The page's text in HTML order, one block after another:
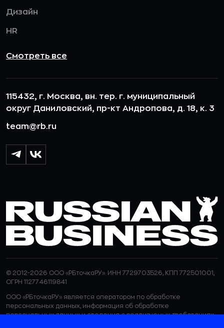
Дизайн
HR
Смотреть все
115432, г. Москва, вн. тер. г. муниципальный
округ Даниловский, пр-кт Андропова, д. 18, к. 3
team@rb.ru
© 2012-2026 ООО «РБточкаРУ». ИНН 7729703526, КПП 772501001,
ОГРН 1127746119841
ООО «РБточкаРУ» является оператором по обработке
персональных данных, информация об обработке
персональных данных и сведения о реализуемых требованиях